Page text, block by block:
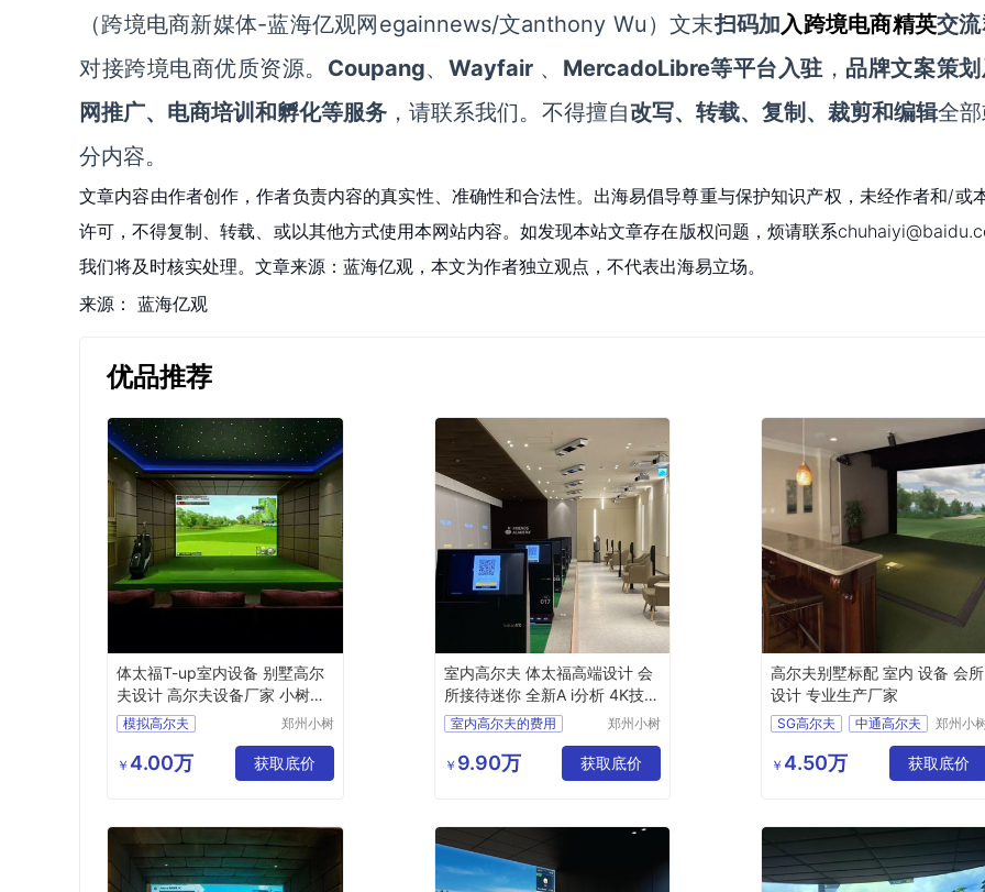
（跨境电商新媒体-蓝海亿观网egainnews/文anthony Wu ）文末扫码加入 跨境电商精英交
对接跨境电商优质资源。 Coupang、 Wayfair 、 MercadoLibre等平台入驻 ， 品牌文案策
网推广、电商培训和孵化等服务 ，请联系我们。不得擅自改写、转载、复制、裁剪和编辑全
分内容。
文章内容由作者创作，作者负责内容的真实性、准确性和合法性。出海易倡导尊重与保护知识产权，未经作者和/或
许可，不得复制、转载、或以其他方式使用本网站内容。如发现本站文章存在版权问题，烦请联系
我们将及时核实处理。文章来源：蓝海亿观，本文为作者独立观点，不代表出海易立场。
来源： 蓝海亿观
优品推荐
体太福T-up室内设备 别墅高尔
夫设计 高尔夫设备厂家 小树体
育科技
模拟高尔夫
会会所高尔夫设计
郑州小树
有限公司
￥ 4.00万 获取底价
室内高尔夫 体太福高端设计 会
所接待迷你 全新A i分析 4K技术
指导
室内高尔夫的费用
室内高尔夫系统价格
高尔夫高尔夫模拟器室内
郑州小树
有限公司
￥ 9.90万 获取底价
高尔夫别墅标配 室内 设备 会所
设计 专业生产厂家
SG高尔夫
中通高尔夫
衡泰信高尔夫
郑州小
有限公
￥ 4.50万 获取底价